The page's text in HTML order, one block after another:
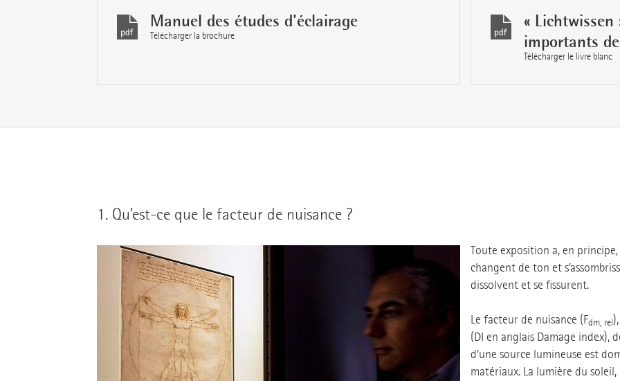
Manuel des études d'éclairage
Télécharger la brochure
«
importants
Télécharger le livre blanc
1. Qu’est-ce que le facteur de nuisance ?
Toute exposition a, en
changent de ton et
dissolvent et se fissurent.
Le facteur de nuisance (Fdm, rel
(DI en anglais Damage index),
d’une source lumineuse est
matériaux. La lumière du